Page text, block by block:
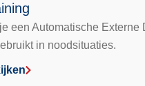
een Automatische Externe
in noodsituaties.